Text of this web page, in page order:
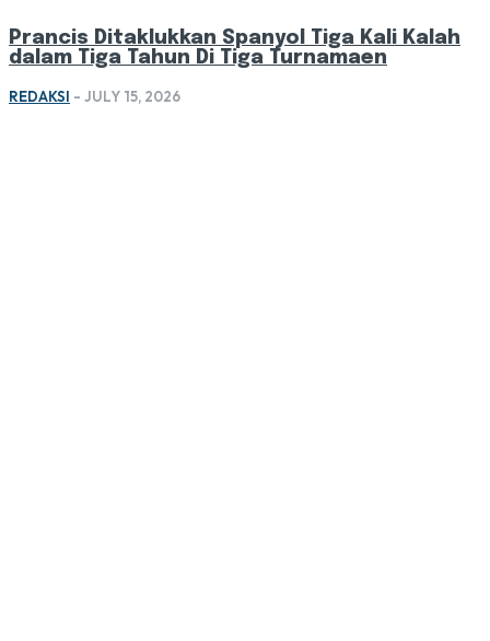
Prancis Ditaklukkan Spanyol Tiga Kali Kalah
dalam Tiga Tahun Di Tiga Turnamaen
REDAKSI - JULY 15, 2026